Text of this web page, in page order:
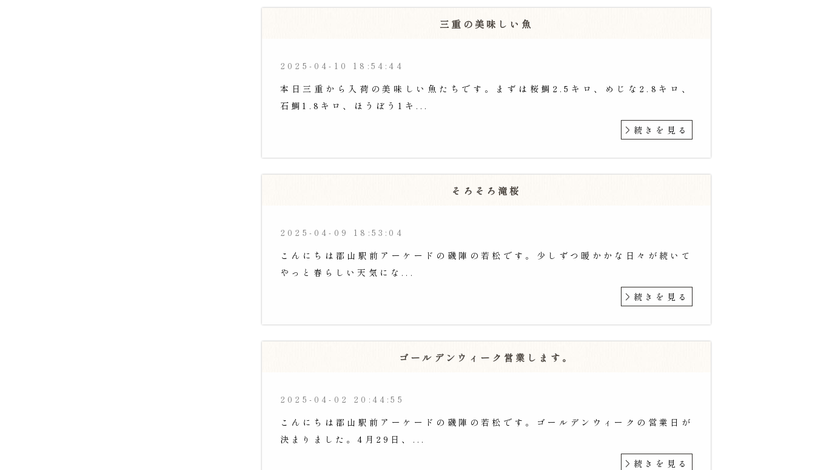
三重の美味しい魚
2025-04-10 18:54:44
本日三重から入荷の美味しい魚たちです。まずは桜鯛2.5キロ、めじな2.8キロ、
石鯛1.8キロ、ほうぼう1キ...
続きを見る
そろそろ滝桜
2025-04-09 18:53:04
こんにちは郡山駅前アーケードの磯陣の若松です。少しずつ暖かかな日々が続いて
やっと春らしい天気にな...
続きを見る
ゴールデンウィーク営業します。
2025-04-02 20:44:55
こんにちは郡山駅前アーケードの磯陣の若松です。ゴールデンウィークの営業日が
決まりました。4月29日、...
続きを見る